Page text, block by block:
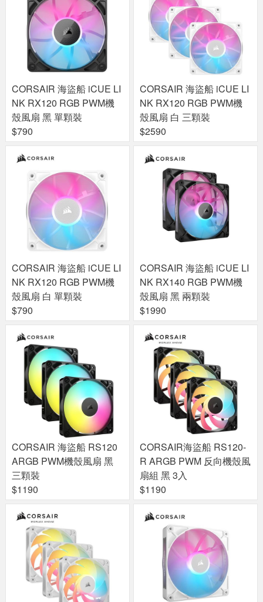
CORSAIR 海盜船 iCUE LI
NK RX120 RGB PWM機
殼風扇 黑 單顆裝
$790
CORSAIR 海盜船 iCUE LI
NK RX120 RGB PWM機
殼風扇 白 三顆裝
$2590
CORSAIR 海盜船 iCUE LI
NK RX120 RGB PWM機
殼風扇 白 單顆裝
$790
CORSAIR 海盜船 iCUE LI
NK RX140 RGB PWM機
殼風扇 黑 兩顆裝
$1990
CORSAIR 海盜船 RS120
ARGB PWM機殼風扇 黑
三顆裝
$1190
CORSAIR海盜船 RS120-
R ARGB PWM 反向機殼風
扇組 黑 3入
$1190